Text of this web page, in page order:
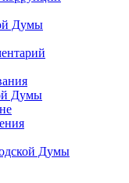
Думы
Думы
Думы